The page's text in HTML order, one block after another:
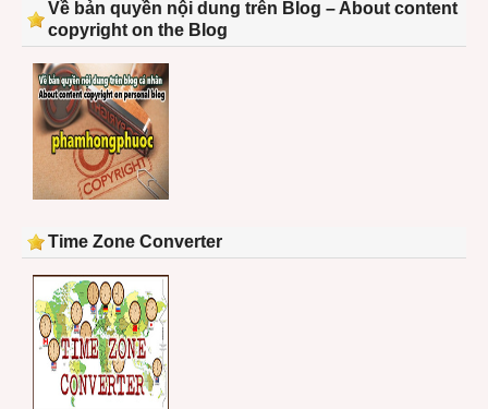
Về bản quyền nội dung trên Blog – About content
copyright on the Blog
Time Zone Converter